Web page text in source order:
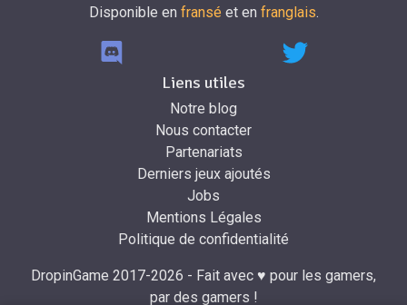
Disponible en fransé et en franglais.
Liens utiles
Notre blog
Nous contacter
Partenariats
Derniers jeux ajoutés
Jobs
Mentions Légales
Politique de confidentialité
DropinGame 2017-2026 - Fait avec ♥ pour les gamers,
par des gamers !